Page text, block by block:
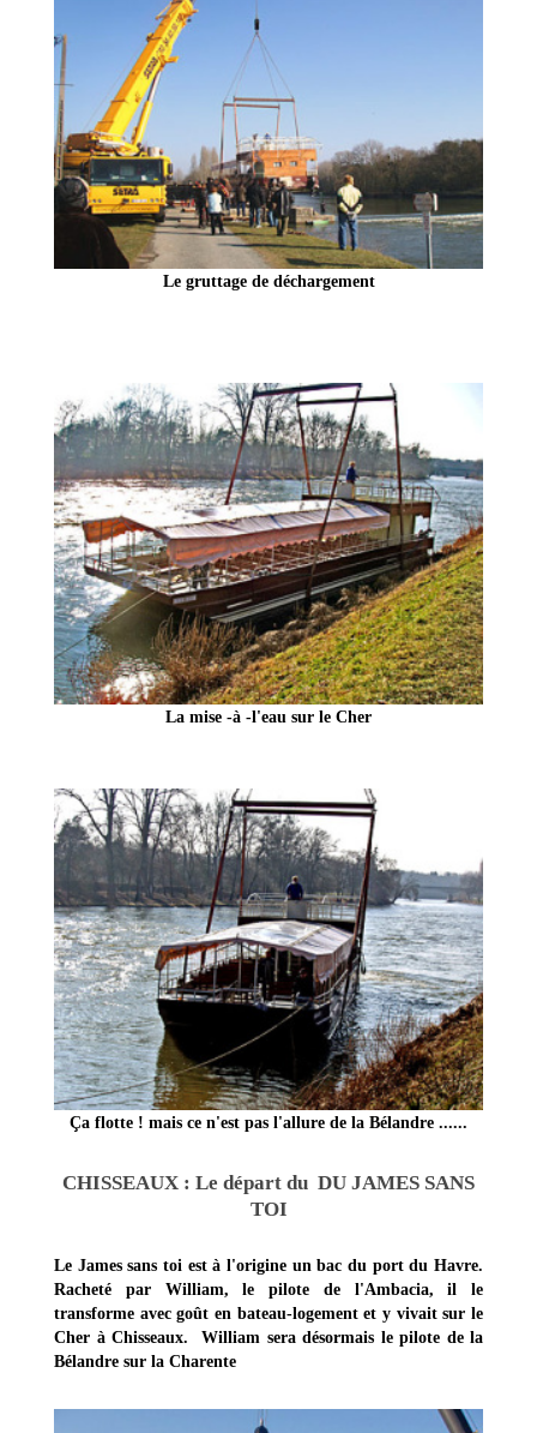
Le gruttage de déchargement
La mise -à -l'eau sur le Cher
Ça flotte ! mais ce n'est pas l'allure de la Bélandre ......
CHISSEAUX : Le départ du DU JAMES SANS
TOI
Le James sans toi est à l'origine un bac du port du Havre.
Racheté par William, le pilote de l'Ambacia, il le
transforme avec goût en bateau-logement et y vivait sur le
Cher à Chisseaux. William sera désormais le pilote de la
Bélandre sur la Charente